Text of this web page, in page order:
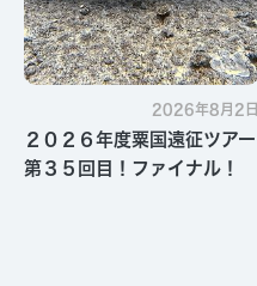
2026年8月2日
２０２６年度粟国遠征ツアー
第３５回目！ファイナル！